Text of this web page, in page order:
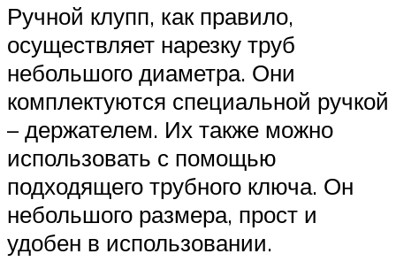
Ручной клупп, как правило,
осуществляет нарезку труб
небольшого диаметра. Они
комплектуются специальной ручкой
– держателем. Их также можно
использовать с помощью
подходящего трубного ключа. Он
небольшого размера, прост и
удобен в использовании.